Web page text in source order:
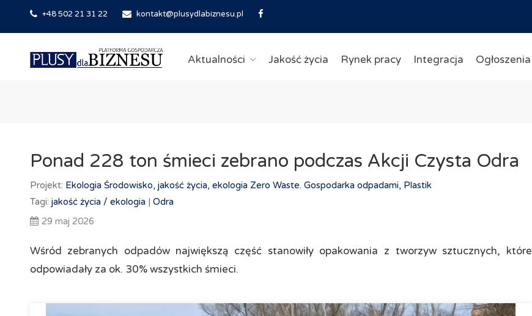
+48 502 21 31 22 kontakt@plusydlabiznesu.pl
Aktualności Jakość życia Rynek pracy Integracja Ogłoszenia
Ponad 228 ton śmieci zebrano podczas Akcji Czysta Odra
Projekt: Ekologia Środowisko, jakość życia, ekologia Zero Waste. Gospodarka odpadami, Plastik
Tagi: jakość życia / ekologia | Odra
29 maj 2026
Wśród zebranych odpadów największą część stanowiły opakowania z tworzyw sztucznych, które
odpowiadały za ok. 30% wszystkich śmieci.